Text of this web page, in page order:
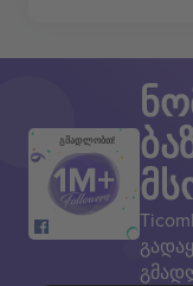
გმადლობთ!